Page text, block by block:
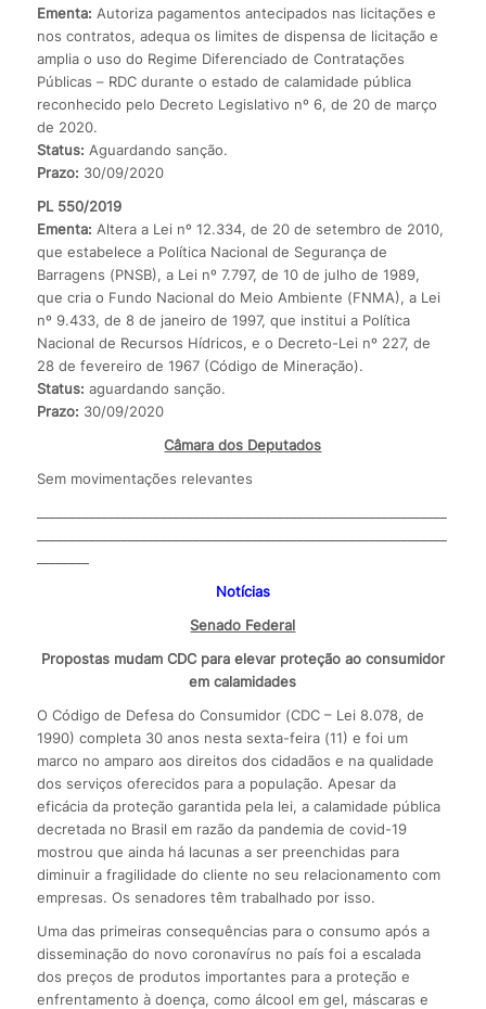
Ementa: Autoriza pagamentos antecipados nas licitações e
nos contratos, adequa os limites de dispensa de licitação e
amplia o uso do Regime Diferenciado de Contratações
Públicas – RDC durante o estado de calamidade pública
reconhecido pelo Decreto Legislativo nº 6, de 20 de março
de 2020.
Status: Aguardando sanção.
Prazo: 30/09/2020
PL 550/2019
Ementa: Altera a Lei nº 12.334, de 20 de setembro de 2010,
que estabelece a Política Nacional de Segurança de
Barragens (PNSB), a Lei nº 7.797, de 10 de julho de 1989,
que cria o Fundo Nacional do Meio Ambiente (FNMA), a Lei
nº 9.433, de 8 de janeiro de 1997, que institui a Política
Nacional de Recursos Hídricos, e o Decreto-Lei nº 227, de
28 de fevereiro de 1967 (Código de Mineração).
Status: aguardando sanção.
Prazo: 30/09/2020
Câmara dos Deputados
Sem movimentações relevantes
Notícias
Senado Federal
Propostas mudam CDC para elevar proteção ao consumidor
em calamidades
O Código de Defesa do Consumidor (CDC – Lei 8.078, de
1990) completa 30 anos nesta sexta-feira (11) e foi um
marco no amparo aos direitos dos cidadãos e na qualidade
dos serviços oferecidos para a população. Apesar da
eficácia da proteção garantida pela lei, a calamidade pública
decretada no Brasil em razão da pandemia de covid-19
mostrou que ainda há lacunas a ser preenchidas para
diminuir a fragilidade do cliente no seu relacionamento com
empresas. Os senadores têm trabalhado por isso.
Uma das primeiras consequências para o consumo após a
disseminação do novo coronavírus no país foi a escalada
dos preços de produtos importantes para a proteção e
enfrentamento à doença, como álcool em gel, máscaras e